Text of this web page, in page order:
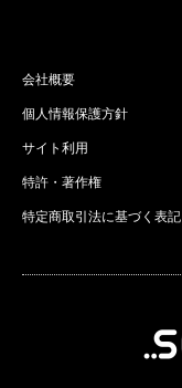
会社概要
個人情報保護方針
サイト利用
特許・著作権
特定商取引法に基づく表記